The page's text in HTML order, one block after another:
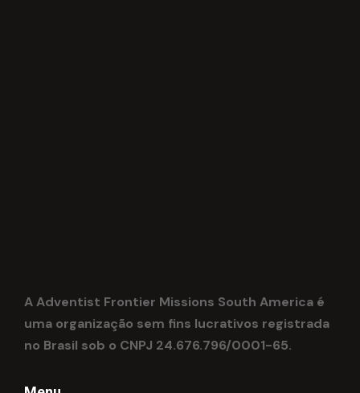
A Adventist Frontier Missions South America é
uma organização sem fins lucrativos registrada
no Brasil sob o CNPJ 24.676.796/0001-65.